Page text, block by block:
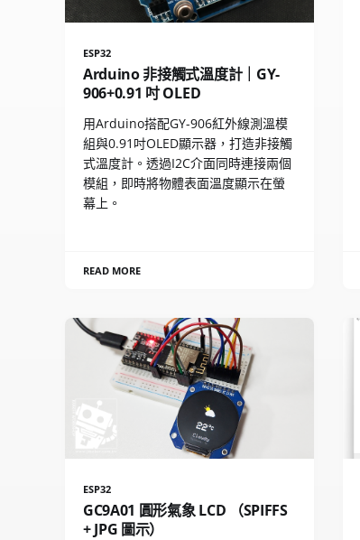
ESP32
Arduino 非接觸式溫度計｜GY-
906+0.91 吋 OLED
用Arduino搭配GY-906紅外線測溫模
組與0.91吋OLED顯示器，打造非接觸
式溫度計。透過I2C介面同時連接兩個
模組，即時將物體表面溫度顯示在螢
幕上。
READ MORE
ESP32
GC9A01 圓形氣象 LCD （SPIFFS
+ JPG 圖示）